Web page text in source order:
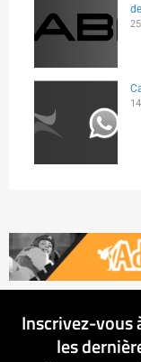
Inscrivez-vous
les